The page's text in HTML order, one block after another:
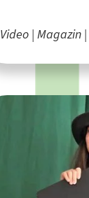
Video Magazin